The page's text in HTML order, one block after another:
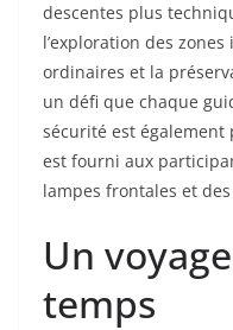
descentes plus
l’exploration des
ordinaires et la
un défi que chaque
sécurité est également
est fourni aux
lampes frontales et
Un
temps